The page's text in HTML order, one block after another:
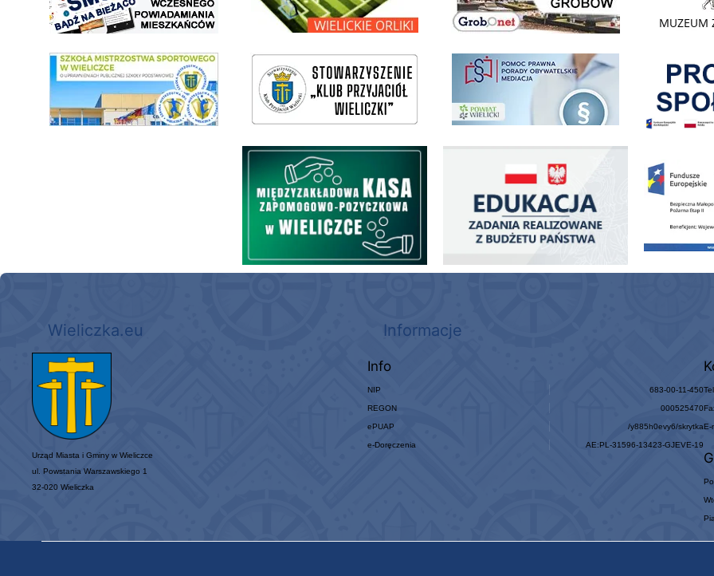
link do SMS Wieliczka wieliczka-wieliczanie na bis pomoc prawna wieliczka
Międzyzakładowa Kasa Zapomogowo - Pożyczkowa
Zakup
Wieliczka.eu
Urząd Miasta i Gminy w Wieliczce
ul. Powstania Warszawskiego 1
32-020 Wieliczka
Informacje
Info
NIP 683-00-11-450
REGON 000525470
ePUAP /y885h0evy6/skrytka
e-Doręczenia AE:PL-31596-13423-GJEVE-19
E-